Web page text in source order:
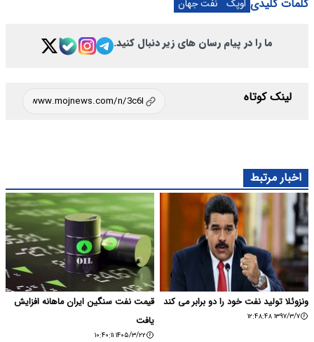
کلمات کلیدی اوپک نفت جهان
ما را در پیام رسان های زیر دنبال کنید.
لینک کوتاه
اخبار مرتبط
ونزوئلا تولید نفت خود را دو برابر می کند
۱۳۹۷/۳/۷ ۱۲:۴۸:۴۸
قیمت نفت سنگین ایران ماهانه افزایش
یافت
۱۴۰۵/۳/۲۲ ۱۰:۴۰:۱۱